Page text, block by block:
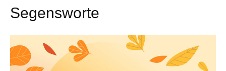
Segensworte